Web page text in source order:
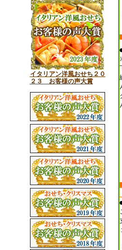
イタリアン洋風おせち２０
２３ お客様の声大賞